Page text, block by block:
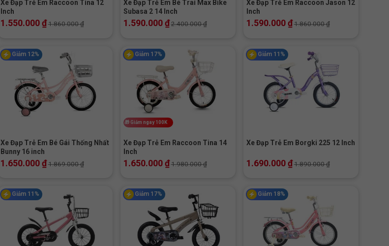
Xe Đạp Trẻ Em Raccoon Tina 12
Inch
1.550.000₫1.860.000₫
Xe Đạp Trẻ Em Bé Trai Max Bike
Subasa 2 14 Inch
1.590.000₫2.400.000₫
Xe Đạp Trẻ Em Raccoon Jason 12
Inch
1.590.000₫1.860.000₫
Giảm 12%
Xe Đạp Trẻ Em Bé Gái Thống Nhất
Bunny 16 inch
1.650.000₫1.869.000₫
Giảm 17%
🎁 Giảm ngay 100K
Xe Đạp Trẻ Em Raccoon Tina 14
Inch
1.650.000₫1.980.000₫
Giảm 11%
Xe Đạp Trẻ Em Borgki 225 12 Inch
1.690.000₫1.890.000₫
Giảm 11% Giảm 17% Giảm 18%